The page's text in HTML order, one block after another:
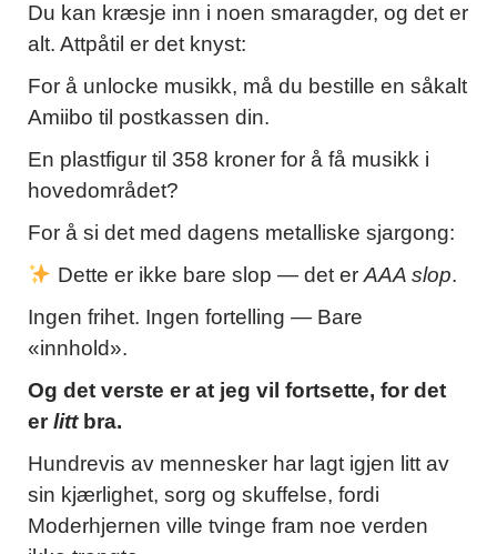
Du kan kræsje inn i noen smaragder, og det er
alt. Attpåtil er det knyst:
For å unlocke musikk, må du bestille en såkalt
Amiibo til postkassen din.
En plastfigur til 358 kroner for å få musikk i
hovedområdet?
For å si det med dagens metalliske sjargong:
Dette er ikke bare slop — det er AAA slop.
Ingen frihet. Ingen fortelling — Bare
«innhold».
Og det verste er at jeg vil fortsette, for det
erlitt bra.
Hundrevis av mennesker har lagt igjen litt av
sin kjærlighet, sorg og skuffelse, fordi
Moderhjernen ville tvinge fram noe verden